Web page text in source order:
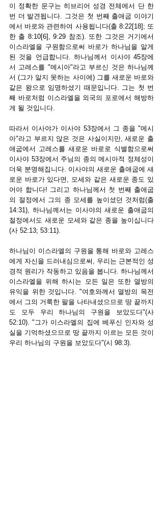
이 정확한 문구는 히브리어 성경 전체에서 단 한
번 더 발견됩니다. 그것은 첫 번째 출애굽 이야기
에서 바로와 관련하여 사용됩니다(출 8:22[18]; 또
한 출 8:10[6], 9:29 참조). 또한 그것은 거기에서
이스라엘을 구원함으로써 바로가 하나님을 알게
된 것을 언급합니다. 하나님께서 이사야 45장에
서 고레스를 "메시아"라고 부르신 것은 하나님께
서 (그가 알지 못하는 사이에) 그를 새로운 바로와
같은 왕으로 임명하셨기 때문입니다. 그는 첫 번
째 바로처럼 이스라엘을 외국의 포로에서 해방하
게 될 것입니다.
따라서 이사야가 이사야 53장에서 그 종을 "메시
아"라고 부르지 않은 것은 사실이지만, 새로운 출
애굽에서 고레스를 새로운 바로로 식별함으로써
이사야 53장에서 주님의 종의 메시아적 정체성이
더욱 분명해집니다. 이사야의 새로운 출애굽에 새
로운 바로가 있다면, 모세와 같은 새로운 종도 있
어야 합니다! 그리고 하나님께서 첫 번째 출애굽
의 절정에서 그의 종 모세를 높이셨던 것처럼(출
14:31), 하나님께서는 이사야의 새로운 출애굽의
절정에서도 새로운 모세와 같은 종을 높이십니다
(사 52:13; 53:11).
하나님이 이스라엘의 구원을 통해 바로와 고레스
에게 자신을 드러내심으로써, 우리는 근본적인 성
경적 원리가 작동하고 있음을 봅니다. 하나님께서
이스라엘을 위해 하시는 모든 일은 또한 열방의
유익을 위한 것입니다. "여호와께서 열방의 목전
에서 그의 거룩한 팔을 나타내셨으므로 땅 끝까지
도 모두 우리 하나님의 구원을 보았도다"(사
52:10). "그가 이스라엘의 집에 베푸신 인자와 성
실을 기억하셨으므로 땅 끝까지 이르는 모든 것이
우리 하나님의 구원을 보았도다"(시 98:3).